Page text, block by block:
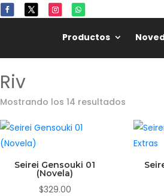
Productos
Riv
Mostrando los 14 resultados
Seirei Gensouki 01
(Novela)
$329.00